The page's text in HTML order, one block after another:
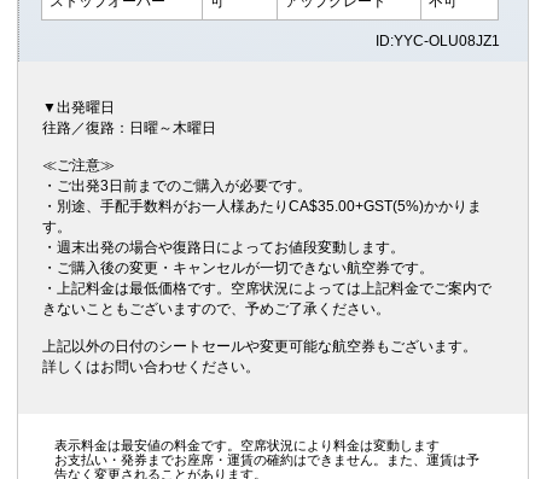
ID:YYC-OLU08JZ1
▼出発曜日
往路／復路：日曜～木曜日
≪ご注意≫
・ご出発3日前までのご購入が必要です。
・別途、手配手数料がお一人様あたりCA$35.00+GST(5%)かかりま
す。
・週末出発の場合や復路日によってお値段変動します。
・ご購入後の変更・キャンセルが一切できない航空券です。
・上記料金は最低価格です。空席状況によっては上記料金でご案内で
きないこともございますので、予めご了承ください。
上記以外の日付のシートセールや変更可能な航空券もございます。
詳しくはお問い合わせください。
表示料金は最安値の料金です。空席状況により料金は変動します
お支払い・発券までお座席・運賃の確約はできません。また、運賃は予
告なく変更されることがあります。